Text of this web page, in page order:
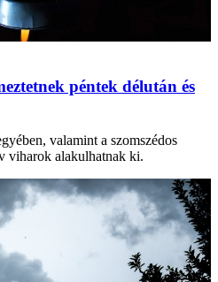
péntek délután és
valamint a szomszédos
viharok alakulhatnak ki.